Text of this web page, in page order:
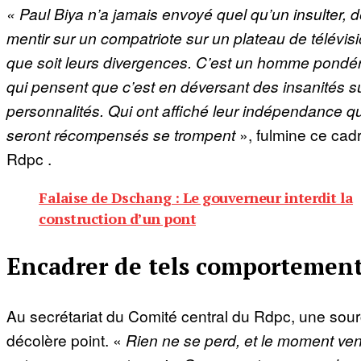
« Paul Biya n’a jamais envoyé quel qu’un insulter,
mentir sur un compatriote sur un plateau de
que soit leurs divergences. C’est un homme
qui pensent que c’est en déversant des insanités
personnalités. Qui ont affiché leur indépendance
seront récompensés se trompent», fulmine ce
Rdpc .
Falaise de Dschang : Le gouverneur interdit la
construction d’un pont
Encadrer de tels
Au secrétariat du Comité central du Rdpc, une
décolère point. « Rien ne se perd, et le moment